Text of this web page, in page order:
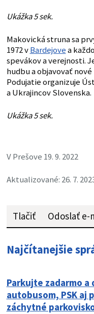
Ukážka 5 sek.
Makovická struna sa
1972 vBardejovea
spevákov a verejnosti.
hudbu a objavovať
Podujatie organizuje
a Ukrajincov Slovenska.
Ukážka 5 sek.
V Prešove 19. 9. 2022
Aktualizované: 26. 7.
Tlačiť Odoslať e-
Najčítanejšie
Parkujte zadarmo
autobusom, PSK aj
záchytné